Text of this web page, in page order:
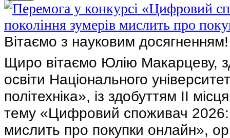
Вітаємо з науковим
Щиро вітаємо Юлію Макарцеву,
освіти Національного
політехніка», із здобуттям ІІ
тему «Цифровий споживач 2026:
мислить про покупки онлайн»,